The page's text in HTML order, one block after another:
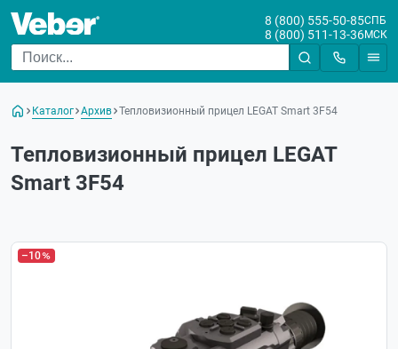
8 (800) 555-50-85СПБ
8 (800) 511-13-36МСК
Каталог Архив Тепловизионный прицел LEGAT Smart 3F54
Тепловизионный прицел LEGAT
Smart 3F54
–10